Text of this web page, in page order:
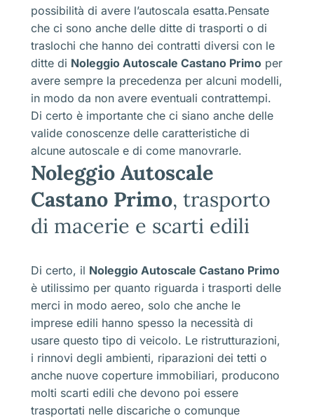
possibilità di avere l’autoscala esatta.Pensate
che ci sono anche delle ditte di trasporti o di
traslochi che hanno dei contratti diversi con le
ditte di Noleggio Autoscale Castano Primo per
avere sempre la precedenza per alcuni modelli,
in modo da non avere eventuali contrattempi.
Di certo è importante che ci siano anche delle
valide conoscenze delle caratteristiche di
alcune autoscale e di come manovrarle.
Noleggio Autoscale
Castano Primo, trasporto
di macerie e scarti edili
Di certo, il Noleggio Autoscale Castano Primo
è utilissimo per quanto riguarda i trasporti delle
merci in modo aereo, solo che anche le
imprese edili hanno spesso la necessità di
usare questo tipo di veicolo. Le ristrutturazioni,
i rinnovi degli ambienti, riparazioni dei tetti o
anche nuove coperture immobiliari, producono
molti scarti edili che devono poi essere
trasportati nelle discariche o comunque